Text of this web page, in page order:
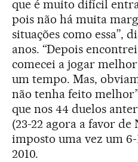
que é muito difícil
pois não há muita
situações como essa”,
anos. “Depois
comecei a jogar
um tempo. Mas,
não tenha feito
que nos 44 duelos
(23-22 agora a favor de
imposto uma vez um 6-
2010.